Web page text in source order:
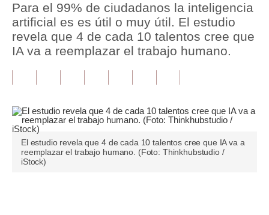
Política
Tu Dinero
Finanzas Personales
Plus G
Opinión
Editorial
Para el 99% de ciudadanos la inteligencia
artificial es es útil o muy útil. El estudio
revela que 4 de cada 10 talentos cree que
IA va a reemplazar el trabajo humano.
El estudio revela que 4 de cada 10 talentos cree que IA va a
reemplazar el trabajo humano. (Foto: Thinkhubstudio /
iStock)